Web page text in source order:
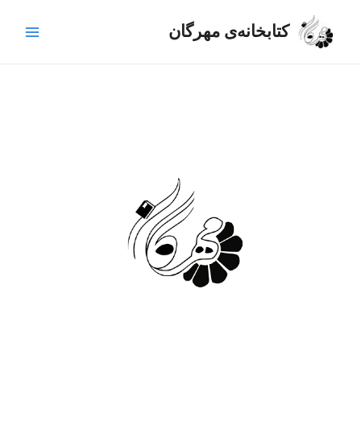
کتابخانه‌ی مهرگان